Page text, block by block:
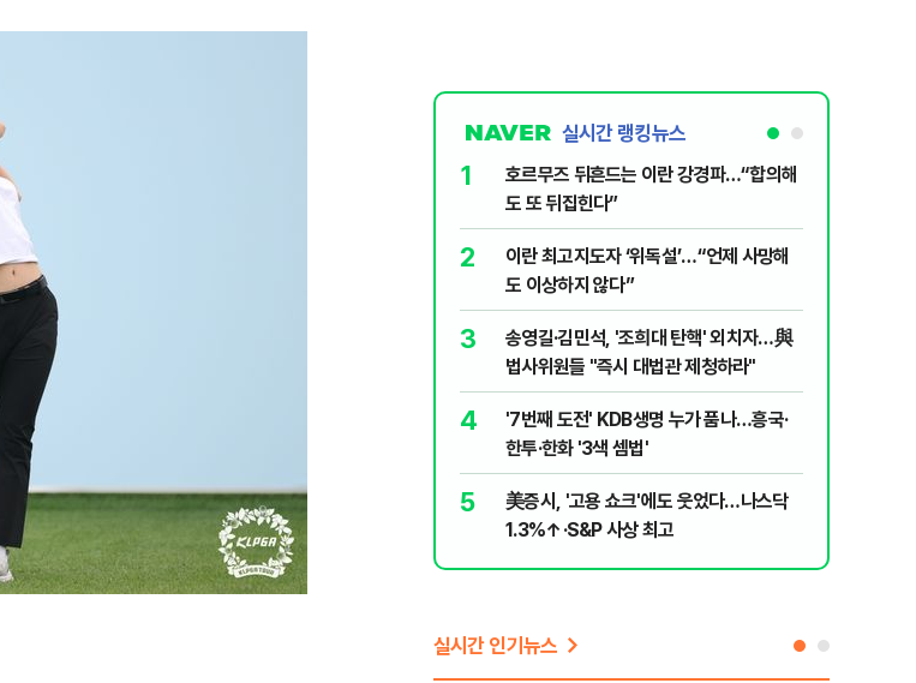
실시간 랭킹뉴스
1
호르무즈 뒤흔드는 이란 강경파…“합의해
도 또 뒤집힌다”
2
이란 최고지도자 ‘위독설’…“언제 사망해
도 이상하지 않다”
3
송영길·김민석, '조희대 탄핵' 외치자…與
법사위원들 "즉시 대법관 제청하라"
4
'7번째 도전' KDB생명 누가 품나…흥국·
한투·한화 '3색 셈법'
5
美증시, '고용 쇼크'에도 웃었다…나스닥
1.3%↑·S&P 사상 최고
실시간 인기뉴스